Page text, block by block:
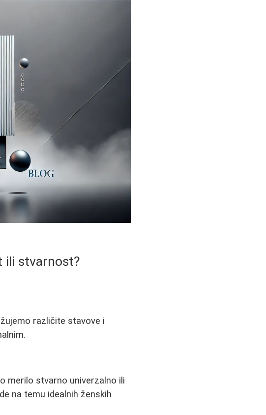
ili stvarnost?
različite stavove i
merilo stvarno univerzalno ili
na temu idealnih ženskih